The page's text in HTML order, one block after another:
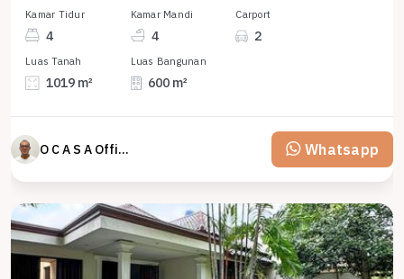
Kamar Tidur
4
Kamar Mandi
4
Carport
2
Luas Tanah
1019 m²
Luas Bangunan
600 m²
O C A S A Official property perfected Whatsapp